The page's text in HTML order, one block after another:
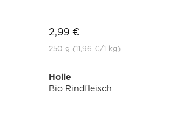
2,99 €
250 g (11,96 €/1 kg)
Holle
Bio Rindfleisch